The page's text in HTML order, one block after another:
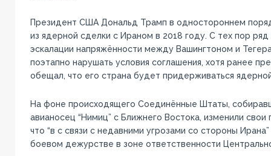
Президент США Дональд Трамп в одностороннем
из ядерной сделки с Ираном в 2018 году. С тех пор
эскалации напряжённости между Вашингтоном и
поэтапно нарушать условия соглашения, хотя ранее
обещал, что его страна будет придерживаться
На фоне происходящего Соединённые Штаты,
авианосец “Нимиц” с Ближнего Востока, изменили свои
что “в с связи с недавними угрозами со стороны
боевом дежурстве в зоне ответственности